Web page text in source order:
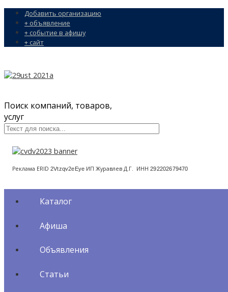
Добавить организацию
+ объявление
+ событие в афишу
+ сайт
Поиск компаний, товаров,
услуг
Реклама ERID 2Vtzqv2eEye ИП Журавлев Д.Г. ИНН292202679470
Каталог
Афиша
Объявления
Статьи